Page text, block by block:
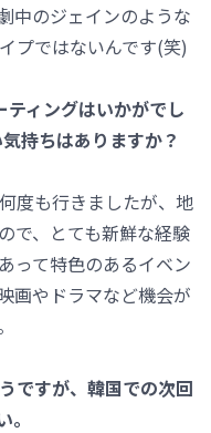
中のジェインのような
プではないんです(笑)
ィングはいかがでし
持ちはありますか？
度も行きましたが、地
で、とても新鮮な経験
って特色のあるイベン
画やドラマなど機会が
ですが、韓国での次回